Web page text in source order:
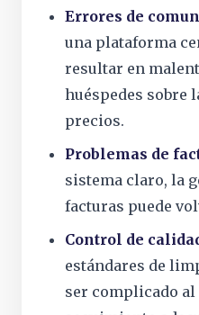
Errores de
una plataforma
resultar en
huéspedes sobre
precios.
Problemas de
sistema claro, la
facturas puede
Control de
estándares de
ser complicado